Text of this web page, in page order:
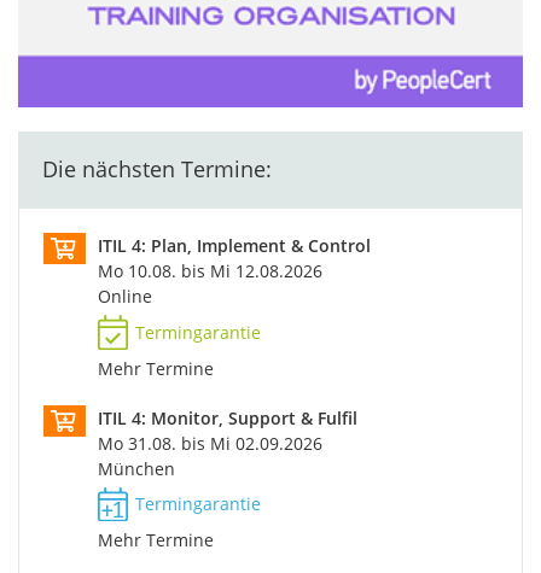
Die nächsten Termine:
ITIL 4: Plan, Implement & Control
Mo 10.08. bis Mi 12.08.2026
Online
Termingarantie
Mehr Termine
ITIL 4: Monitor, Support & Fulfil
Mo 31.08. bis Mi 02.09.2026
München
Termingarantie
Mehr Termine